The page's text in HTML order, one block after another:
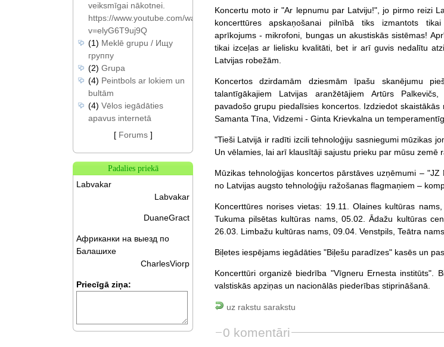
Koncertu moto ir "Ar lepnumu par Latviju!", jo pirmo reizi
koncerttūres apskaņošanai pilnībā tiks izmantots
aprīkojums - mikrofoni, bungas un akustiskās sistēmas!
tikai izceļas ar lielisku kvalitāti, bet ir arī guvis nedalītu
Latvijas robežām.
Koncertos dzirdamām dziesmām īpašu skanējumu
talantīgākajiem Latvijas aranžētājiem Artūrs
pavadošo grupu piedalīsies koncertos. Izdziedot
Samanta Tīna, Vidzemi - Ginta Krievkalna un
"Tieši Latvijā ir radīti izcili tehnoloģiju sasniegumi mūzikas
Un vēlamies, lai arī klausītāji sajustu prieku par mūsu zemē
Mūzikas tehnoloģijas koncertos pārstāves uzņēmumi –
no Latvijas augsto tehnoloģiju ražošanas flagmaņiem –
Koncerttūres norises vietas: 19.11. Olaines kultūras
Tukuma pilsētas kultūras nams, 05.02. Ādažu kultūras
26.03. Limbažu kultūras nams, 09.04. Venstpils, Teātra
Biļetes iespējams iegādāties "Biļešu paradīzes" kasēs un
Koncerttūri organizē biedrība "Vīgneru Ernesta institūts".
valstiskās apziņas un nacionālās piederības stiprināšanā.
uz rakstu sarakstu
0 komentāri
veiksmīgai nākotnei.
https://www.youtube.com/watch?
v=elyG6T9uj9Q
(1) Meklē grupu / Ищу
группу
(2) Grupa
(4) Peintbols ar lokiem un
bultām
(4) Vēlos iegādāties
apavus internetā
[ Forums]
Padalies priekā
Labvakar
Labvakar
DuaneGract
Африканки на выезд по
Балашихе
CharlesViorp
Priecīgā ziņa: